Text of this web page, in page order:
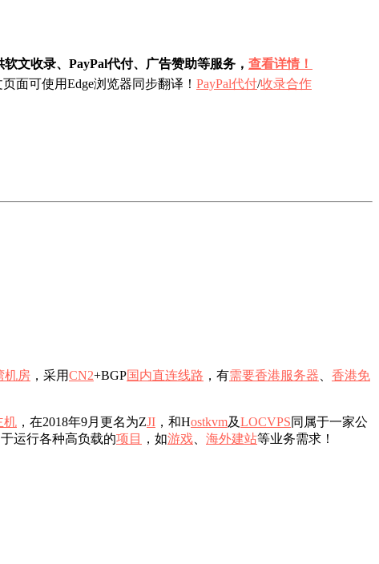
文收录、PayPal代付、广告赞助等服务， 查看详情！
面可使用Edge浏览器同步翻译！ PayPal代付/收录合作
机房 ，采用CN2+BGP国内直连线路 ，有需要香港服务器
香港免
机 ，在2018年9月更名为ZJI ，和Hostkvm及LOCVPS同属于一家公
运行各种高负载的项目 ，如游戏 海外建站等业务需求！